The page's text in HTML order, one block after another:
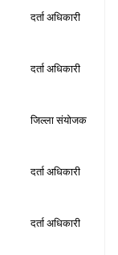
दर्ता अधिकारी
दर्ता अधिकारी
जिल्ला संयोजक
दर्ता अधिकारी
दर्ता अधिकारी